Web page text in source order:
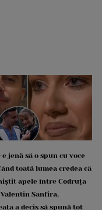
e jenă să o spun cu voce
toată lumea credea că
apele între Codruța
Sanfira,
a decis să spună tot